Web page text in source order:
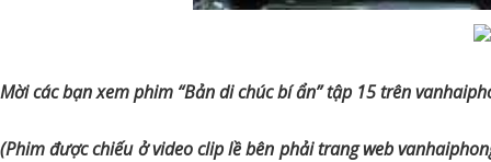
Mời các bạn xem phim “Bản di chúc bí ẩn” tập 15 trên
(Phim được chiếu ở video clip lề bên phải trang web